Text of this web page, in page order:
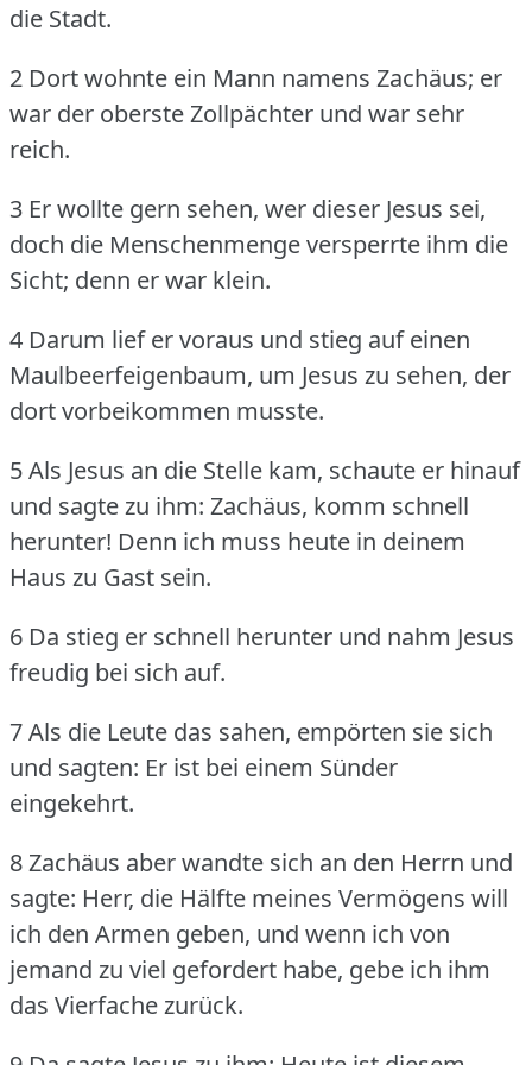
die Stadt.
2 Dort wohnte ein Mann namens Zachäus; er
war der oberste Zollpächter und war sehr
reich.
3 Er wollte gern sehen, wer dieser Jesus sei,
doch die Menschenmenge versperrte ihm die
Sicht; denn er war klein.
4 Darum lief er voraus und stieg auf einen
Maulbeerfeigenbaum, um Jesus zu sehen, der
dort vorbeikommen musste.
5 Als Jesus an die Stelle kam, schaute er hinauf
und sagte zu ihm: Zachäus, komm schnell
herunter! Denn ich muss heute in deinem
Haus zu Gast sein.
6 Da stieg er schnell herunter und nahm Jesus
freudig bei sich auf.
7 Als die Leute das sahen, empörten sie sich
und sagten: Er ist bei einem Sünder
eingekehrt.
8 Zachäus aber wandte sich an den Herrn und
sagte: Herr, die Hälfte meines Vermögens will
ich den Armen geben, und wenn ich von
jemand zu viel gefordert habe, gebe ich ihm
das Vierfache zurück.